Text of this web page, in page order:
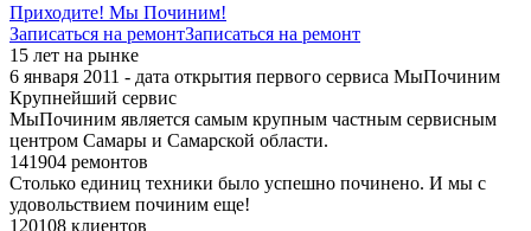
Приходите! Мы Починим!
Записаться на ремонтЗаписаться на ремонт
15 лет на рынке
6 января 2011 - дата открытия первого сервиса МыПочиним
Крупнейший сервис
МыПочиним является самым крупным частным сервисным
центром Самары и Самарской области.
141904 ремонтов
Столько единиц техники было успешно починено. И мы с
удовольствием починим еще!
120108 клиентов